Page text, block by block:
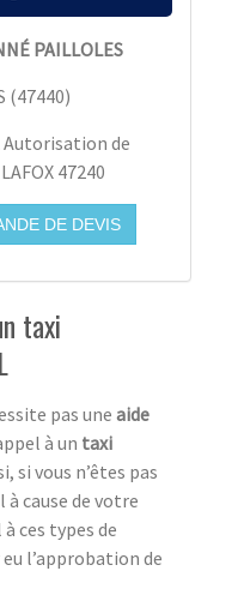
PAILLOLES
(47440)
Autorisation de
47240
DE DEVIS
taxi
pas une aide
à un taxi
si vous n’êtes pas
à cause de votre
ces types de
l’approbation de